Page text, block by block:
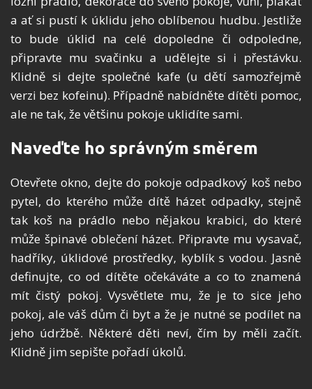
a ať si pustí k úklidu jeho oblíbenou hudbu. Jestliže
to bude úklid na celé dopoledne či odpoledne,
připravte mu svačinku a udělejte si i přestávku.
Klidně si dejte společné kafe (u dětí samozřejmě
verzi bez kofeinu). Případně nabídněte dítěti pomoc,
ale ne tak, že většinu pokoje uklidíte sami.
Naveďte ho správným směrem
Otevřete okno, dejte do pokoje odpadkový koš nebo
pytel, do kterého může dítě házet odpadky, stejně
tak koš na prádlo nebo nějakou krabici, do které
může špinavé oblečení házet. Připravte mu vysavač,
hadříky, úklidové prostředky, kyblík s vodou. Jasně
definujte, co od dítěte očekáváte a co to znamená
mít čistý pokoj. Vysvětlete mu, že je to sice jeho
pokoj, ale váš dům či byt a že je nutné se podílet na
jeho údržbě. Některé děti neví, čím by měli začít.
Klidně jim sepište pořadí úkolů.